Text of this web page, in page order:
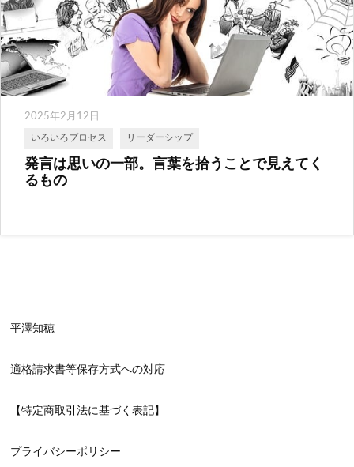
2025年2月12日
いろいろプロセス リーダーシップ
発言は思いの一部。言葉を拾うことで見えてく
るもの
平澤知穂
適格請求書等保存方式への対応
【特定商取引法に基づく表記】
プライバシーポリシー